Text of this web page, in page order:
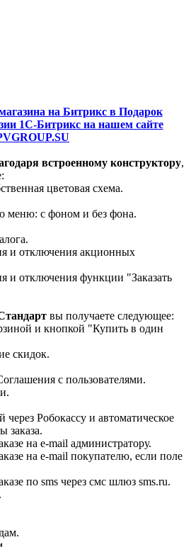
на Битрикс в Подарок
1С-Битрикс на нашем сайте
встроенному конструктору,
цветовая схема.
меню: с фоном и без фона.
и отключения акционных
и отключения функции "Заказать
вы получаете следующее:
и кнопкой "Купить в один
скидок.
с пользователями.
Робокассу и автоматическое
заказа.
на e-mail администратору.
на e-mail покупателю, если поле
по sms через смс шлюз sms.ru.